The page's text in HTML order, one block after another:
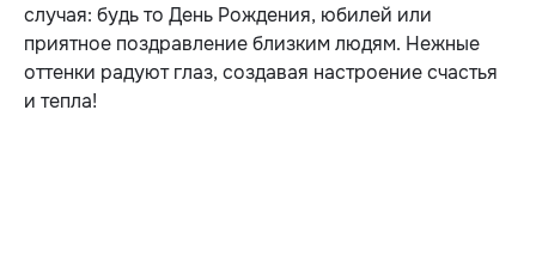
случая: будь то День Рождения, юбилей или
приятное поздравление близким людям. Нежные
оттенки радуют глаз, создавая настроение счастья
и тепла!